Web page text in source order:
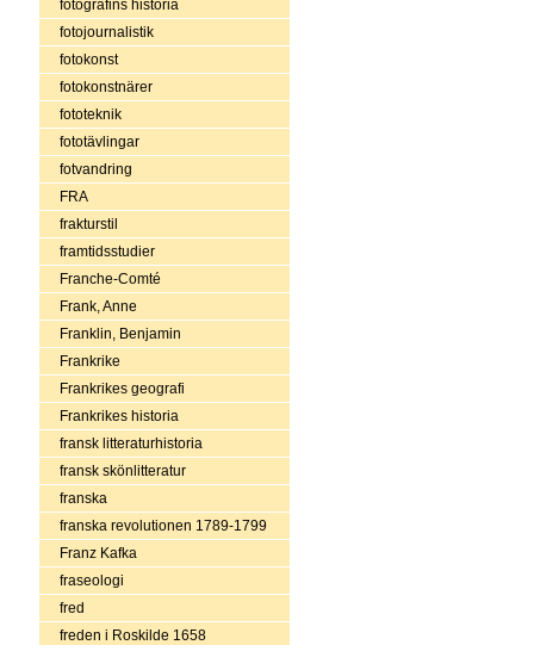
fotografins historia
fotojournalistik
fotokonst
fotokonstnärer
fototeknik
fototävlingar
fotvandring
FRA
frakturstil
framtidsstudier
Franche-Comté
Frank, Anne
Franklin, Benjamin
Frankrike
Frankrikes geografi
Frankrikes historia
fransk litteraturhistoria
fransk skönlitteratur
franska
franska revolutionen 1789-1799
Franz Kafka
fraseologi
fred
freden i Roskilde 1658